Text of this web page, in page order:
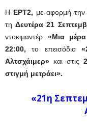
Η ΕΡΤ2, με αφορμή την
τη Δευτέρα 21
ντοκιμαντέρ «Μια
22:00,το επεισόδιο
Αλτσχάιμερ» και στις
στιγμή μετράει».
«21η